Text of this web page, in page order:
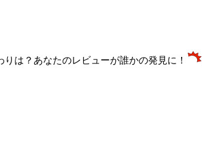
は？あなたのレビューが誰かの発見に！